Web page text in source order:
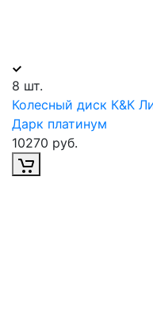
8 шт.
Колесный диск К&К
Дарк платинум
10270 руб.